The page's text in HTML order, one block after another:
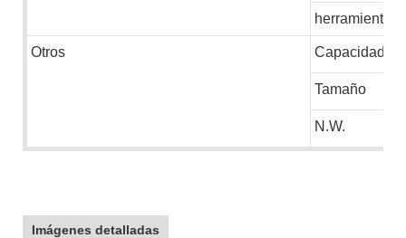
herramienta
Otros Capacidad
Tamaño
N.W.
Imágenes detalladas